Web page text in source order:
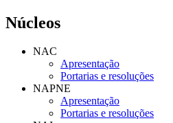
Núcleos
NAC
Apresentação
Portarias e resoluções
NAPNE
Apresentação
Portarias e resoluções